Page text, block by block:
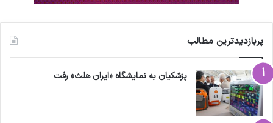
پربازدیدترین مطالب
پزشکیان به نمایشگاه «ایران هلث» رفت